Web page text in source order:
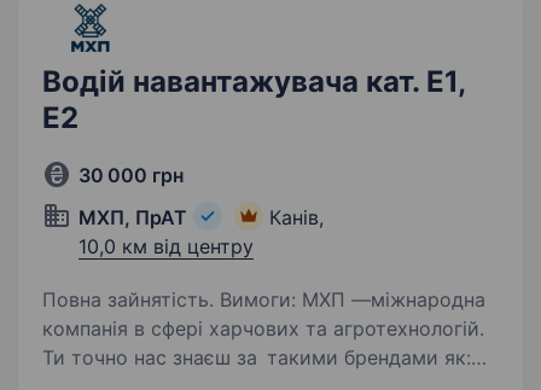
Водій навантажувача кат. Е1,
Е2
30 000 грн
МХП, ПрАТ
Канів,
10,0 км від центру
Повна зайнятість. Вимоги: МХП —міжнародна
компанія в сфері харчових та агротехнологій.
Ти точно нас знаєш за такими брендами як: